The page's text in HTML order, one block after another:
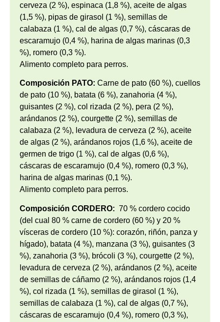
cerveza (2 %), espinaca (1,8 %), aceite de algas
(1,5 %), pipas de girasol (1 %), semillas de
calabaza (1 %), cal de algas (0,7 %), cáscaras de
escaramujo (0,4 %), harina de algas marinas (0,3
%), romero (0,3 %).
Alimento completo para perros.
Composición PATO: Carne de pato (60 %), cuellos
de pato (10 %), batata (6 %), zanahoria (4 %),
guisantes (2 %), col rizada (2 %), pera (2 %),
arándanos (2 %), courgette (2 %), semillas de
calabaza (2 %), levadura de cerveza (2 %), aceite
de algas (2 %), arándanos rojos (1,6 %), aceite de
germen de trigo (1 %), cal de algas (0,6 %),
cáscaras de escaramujo (0,4 %), romero (0,3 %),
harina de algas marinas (0,1 %).
Alimento completo para perros.
Composición CORDERO: 70 % cordero cocido
(del cual 80 % carne de cordero (60 %) y 20 %
vísceras de cordero (10 %): corazón, riñón, panza y
hígado), batata (4 %), manzana (3 %), guisantes (3
%), zanahoria (3 %), brócoli (3 %), courgette (2 %),
levadura de cerveza (2 %), arándanos (2 %), aceite
de semillas de cáñamo (2 %), arándanos rojos (1,4
%), col rizada (1 %), semillas de girasol (1 %),
semillas de calabaza (1 %), cal de algas (0,7 %),
cáscaras de escaramujo (0,4 %), romero (0,3 %),